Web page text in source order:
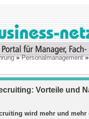
»Personalmanagement
Vorteile und
wird mehr und mehr